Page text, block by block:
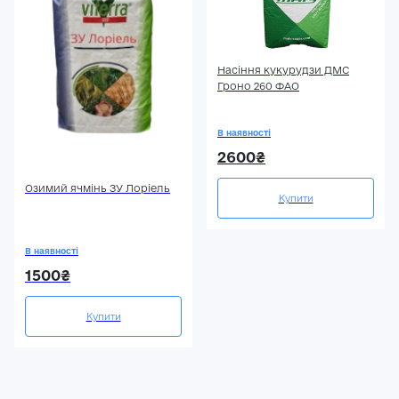
Озимий ячмінь ЗУ Лоріель
В наявності
1500₴
Купити
Насіння кукурудзи ДМС
Гроно 260 ФАО
В наявності
2600₴
Купити